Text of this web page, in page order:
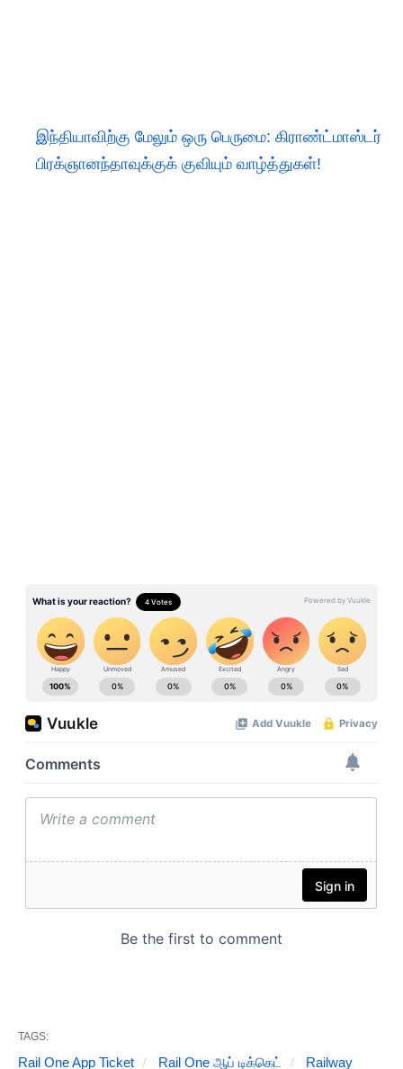
இந்தியாவிற்கு மேலும் ஒரு பெருமை: கிராண்ட்மாஸ்டர்
பிரக்ஞானந்தாவுக்குக் குவியும் வாழ்த்துகள்!
TAGS:
Rail One App Ticket Rail One ஆப் டிக்கெட்
Railway